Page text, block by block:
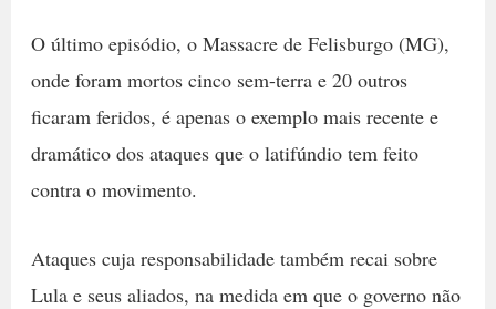
O último episódio, o Massacre de Felisburgo (MG),
onde foram mortos cinco sem-terra e 20 outros
ficaram feridos, é apenas o exemplo mais recente e
dramático dos ataques que o latifúndio tem feito
contra o movimento.
Ataques cuja responsabilidade também recai sobre
Lula e seus aliados, na medida em que o governo não